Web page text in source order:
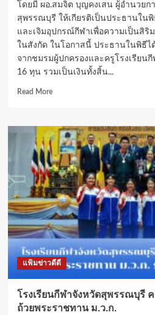
โดยมี ผอ.สมจิต บุญคงเสน ผู้อำนวยก
สุพรรณบุรี ให้เกียรติเป็นประธานใน
และเจิมอุปกรณ์กีฬาเพื่อความเป็นสิริ
ในสังกัด ในโอกาสนี้ ประธานในพิธีไ
จากชมรมผู้ปกครองและครูโรงเรีย
16 ทุน รวมเป็นเงินทั้งสิ้น...
Read MoreRead
โรงเรียน
กีฬา
จังหวัด
สุพรรณบุรี
จัด
พิธี
ไหว้
ครู
ประจำ
ปี
2569
สุด
อบอุ่น
ทุน
การ
ศึกษา
แฟ้มข่าวดีดี
โรงเรียนกีฬาจังหวัดสุพรรณบุรี
ถ้วยพระราชทาน ม.ว.ก.